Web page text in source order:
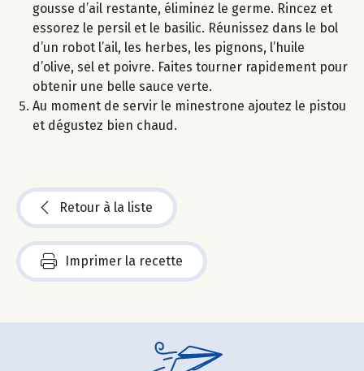
gousse d’ail restante, éliminez le germe. Rincez et
essorez le persil et le basilic. Réunissez dans le bol
d’un robot l’ail, les herbes, les pignons, l’huile
d’olive, sel et poivre. Faites tourner rapidement pour
obtenir une belle sauce verte.
Au moment de servir le minestrone ajoutez le pistou
et dégustez bien chaud.
Retour à la liste
Imprimer la recette